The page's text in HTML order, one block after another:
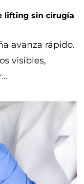
lifting sin cirugía
avanza rápido.
visibles,